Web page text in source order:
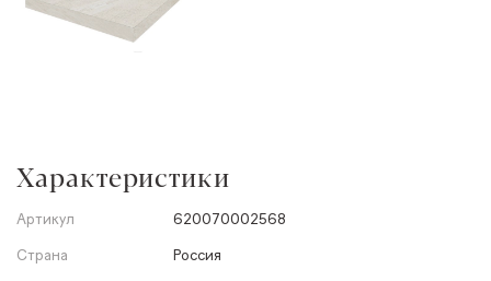
Характеристики
Артикул
620070002568
Страна
Россия